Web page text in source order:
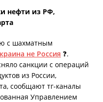
нефти из РФ,
с шахматным
не Россия ❓.
санкции с операций
из России,
сообщают тг-каналы
Управлением